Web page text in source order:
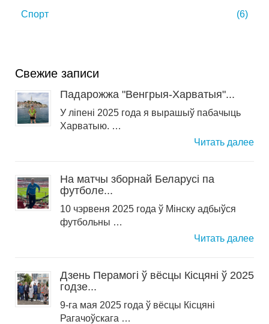
Спорт
(6)
Свежие записи
Падарожжа "Венгрыя-Харватыя"...
У ліпені 2025 года я вырашыў пабачыць
Харватыю. …
Читать далее
На матчы зборнай Беларусі па
футболе...
10 чэрвеня 2025 года ў Мінску адбыўся
футбольны …
Читать далее
Дзень Перамогі ў вёсцы Кісцяні ў 2025
годзе...
9-га мая 2025 года ў вёсцы Кісцяні
Рагачоўскага …